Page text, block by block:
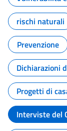
rischi naturali
Prevenzione
Dichiarazioni
Progetti di
Interviste del